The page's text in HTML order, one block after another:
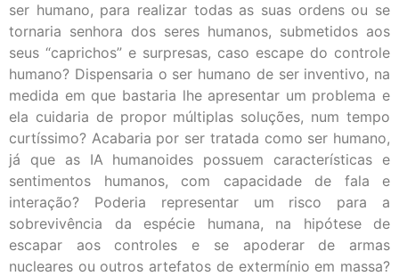
ser humano, para realizar todas as suas ordens ou se
tornaria senhora dos seres humanos, submetidos aos
seus “caprichos” e surpresas, caso escape do controle
humano? Dispensaria o ser humano de ser inventivo, na
medida em que bastaria lhe apresentar um problema e
ela cuidaria de propor múltiplas soluções, num tempo
curtíssimo? Acabaria por ser tratada como ser humano,
já que as IA humanoides possuem características e
sentimentos humanos, com capacidade de fala e
interação? Poderia representar um risco para a
sobrevivência da espécie humana, na hipótese de
escapar aos controles e se apoderar de armas
nucleares ou outros artefatos de extermínio em massa?